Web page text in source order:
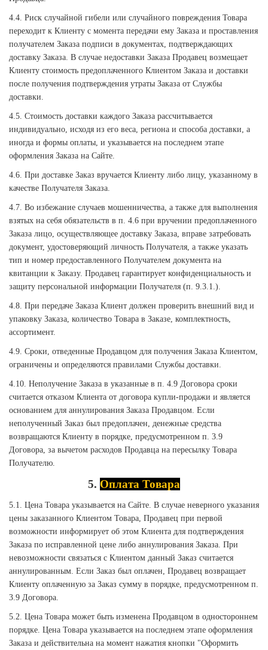
4.4. Риск случайной гибели или случайного повреждения Товара
переходит к Клиенту с момента передачи ему Заказа и проставления
получателем Заказа подписи в документах, подтверждающих
доставку Заказа. В случае недоставки Заказа Продавец возмещает
Клиенту стоимость предоплаченного Клиентом Заказа и доставки
после получения подтверждения утраты Заказа от Службы
доставки.
4.5. Стоимость доставки каждого Заказа рассчитывается
индивидуально, исходя из его веса, региона и способа доставки, а
иногда и формы оплаты, и указывается на последнем этапе
оформления Заказа на Сайте.
4.6. При доставке Заказ вручается Клиенту либо лицу, указанному в
качестве Получателя Заказа.
4.7. Во избежание случаев мошенничества, а также для выполнения
взятых на себя обязательств в п. 4.6 при вручении предоплаченного
Заказа лицо, осуществляющее доставку Заказа, вправе затребовать
документ, удостоверяющий личность Получателя, а также указать
тип и номер предоставленного Получателем документа на
квитанции к Заказу. Продавец гарантирует конфиденциальность и
защиту персональной информации Получателя (п. 9.3.1.).
4.8. При передаче Заказа Клиент должен проверить внешний вид и
упаковку Заказа, количество Товара в Заказе, комплектность,
ассортимент.
4.9. Сроки, отведенные Продавцом для получения Заказа Клиентом,
ограничены и определяются правилами Службы доставки.
4.10. Неполучение Заказа в указанные в п. 4.9 Договора сроки
считается отказом Клиента от договора купли-продажи и является
основанием для аннулирования Заказа Продавцом. Если
неполученный Заказ был предоплачен, денежные средства
возвращаются Клиенту в порядке, предусмотренном п. 3.9
Договора, за вычетом расходов Продавца на пересылку Товара
Получателю.
5. Оплата Товара
5.1. Цена Товара указывается на Сайте. В случае неверного указания
цены заказанного Клиентом Товара, Продавец при первой
возможности информирует об этом Клиента для подтверждения
Заказа по исправленной цене либо аннулирования Заказа. При
невозможности связаться с Клиентом данный Заказ считается
аннулированным. Если Заказ был оплачен, Продавец возвращает
Клиенту оплаченную за Заказ сумму в порядке, предусмотренном п.
3.9 Договора.
5.2. Цена Товара может быть изменена Продавцом в одностороннем
порядке. Цена Товара указывается на последнем этапе оформления
Заказа и действительна на момент нажатия кнопки "Оформить